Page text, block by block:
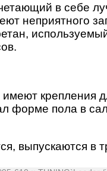
в себе
неприятного
форме пола в
выпускаются в